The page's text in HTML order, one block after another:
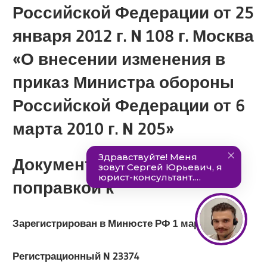
Российской Федерации от 25
января 2012 г. N 108 г. Москва
«О внесении изменения в
приказ Министра обороны
Российской Федерации от 6
марта 2010 г. N 205»
Документ является
поправкой к
Зарегистрирован в Минюсте РФ 1 марта 2012 г.
Регистрационный N 23374